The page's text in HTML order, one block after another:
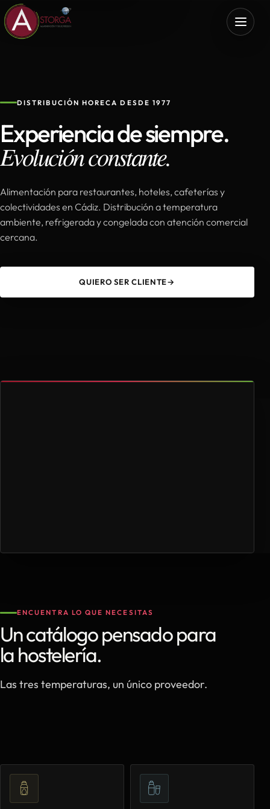
DISTRIBUCIÓN HORECA DESDE 1977
Experiencia de siempre.
Evolución constante.
Alimentación para restaurantes, hoteles, cafeterías y
colectividades en Cádiz. Distribución a temperatura
ambiente, refrigerada y congelada con atención comercial
cercana.
QUIERO SER CLIENTE→
ENCUENTRA LO QUE NECESITAS
Un catálogo pensado para
la hostelería.
Las tres temperaturas, un único proveedor.